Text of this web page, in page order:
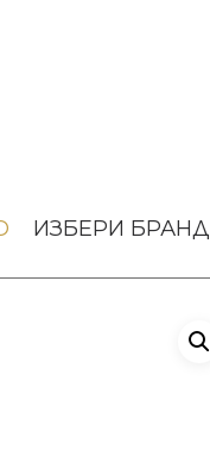
ИЗБЕРИ БРАНД